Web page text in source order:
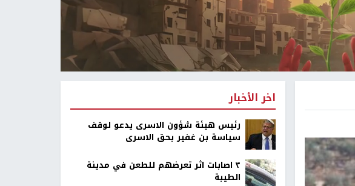
اخر الأخبار
رئيس هيئة شؤون الاسرى يدعو لوقف
سياسة بن غفير بحق الاسرى
٣ اصابات اثر تعرضهم للطعن في مدينة
الطيبة